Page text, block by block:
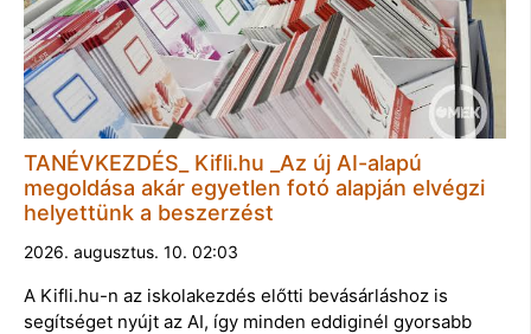
TANÉVKEZDÉS_ Kifli.hu _Az új AI-alapú
megoldása akár egyetlen fotó alapján elvégzi
helyettünk a beszerzést
2026. augusztus. 10. 02:03
A Kifli.hu-n az iskolakezdés előtti bevásárláshoz is
segítséget nyújt az AI, így minden eddiginél gyorsabb